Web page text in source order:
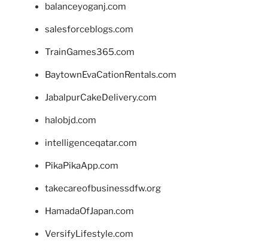
balanceyoganj.com
salesforceblogs.com
TrainGames365.com
BaytownEvaCationRentals.com
JabalpurCakeDelivery.com
halobjd.com
intelligenceqatar.com
PikaPikaApp.com
takecareofbusinessdfw.org
HamadaOfJapan.com
VersifyLifestyle.com